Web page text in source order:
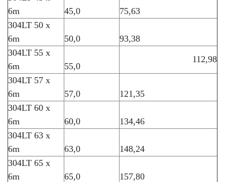
6m
45,0
75,63
304LT 50 x
6m
50,0
93,38
304LT 55 x
6m
55,0
112,98
304LT 57 x
6m
57,0
121,35
304LT 60 x
6m
60,0
134,46
304LT 63 x
6m
63,0
148,24
304LT 65 x
6m
65,0
157,80